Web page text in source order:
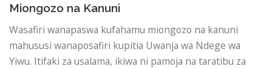
Miongozo na Kanuni
Wasafiri wanapaswa kufahamu miongozo na kanuni
mahususi wanaposafiri kupitia Uwanja wa Ndege wa
Yiwu. Itifaki za usalama, ikiwa ni pamoja na taratibu za